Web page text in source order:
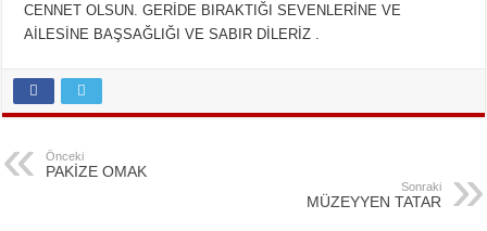
CENNET OLSUN. GERİDE BIRAKTIĞI SEVENLERİNE VE
AİLESİNE BAŞSAĞLIĞI VE SABIR DİLERİZ .
Önceki
PAKİZE OMAK
Sonraki
MÜZEYYEN TATAR